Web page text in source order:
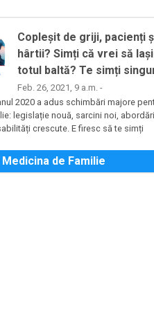
Copleșit de griji, pacienți
hârtii? Simți că vrei să lași
totul baltă? Te simți
Feb. 26, 2021, 9 a.m. -
2020 a adus schimbări majore
legislație nouă, sarcini noi, abordări
crescute. E firesc să te simți
Medicina de Familie